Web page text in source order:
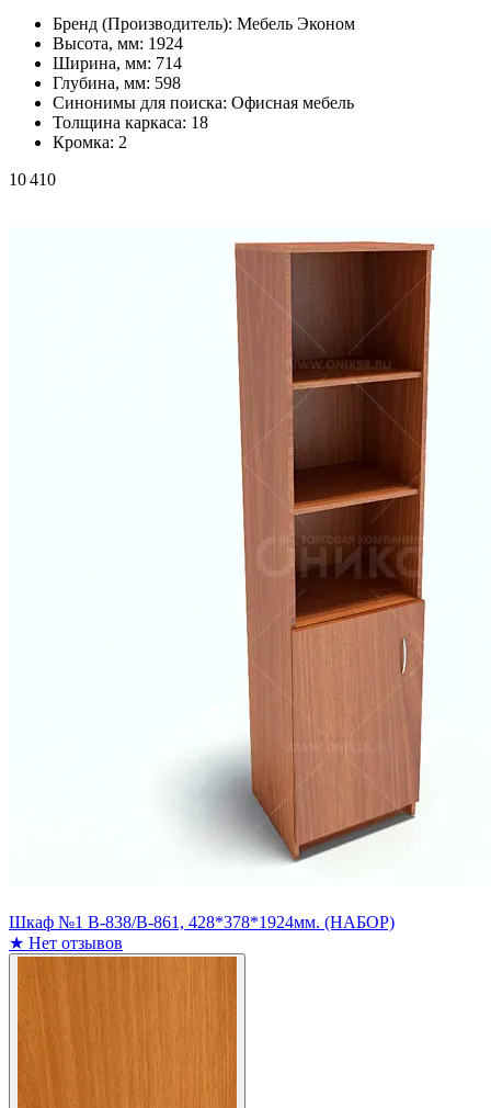
Бренд (Производитель): Мебель Эконом
Высота, мм: 1924
Ширина, мм: 714
Глубина, мм: 598
Синонимы для поиска: Офисная мебель
Толщина каркаса: 18
Кромка: 2
10 410
Шкаф №1 В-838/В-861, 428*378*1924мм. (НАБОР)
★ Нет отзывов